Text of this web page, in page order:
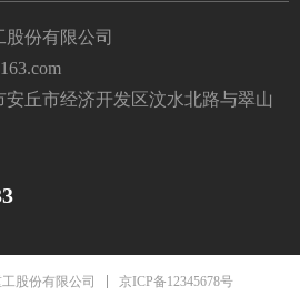
3
份有限公司
安丘市经济开发区汶水北路与翠山
股份有限公司 京ICP备12345678号